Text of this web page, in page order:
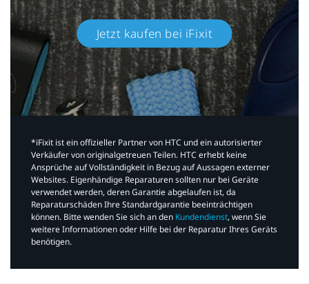
Jetzt kaufen bei iFixit​
*iFixit ist ein offizieller Partner von HTC und ein autorisierter
Verkäufer von originalgetreuen Teilen. HTC erhebt keine
Ansprüche auf Vollständigkeit in Bezug auf Aussagen externer
Websites. Eigenhändige Reparaturen sollten nur bei Geräte
verwendet werden, deren Garantie abgelaufen ist, da
Reparaturschäden Ihre Standardgarantie beeinträchtigen
können. Bitte wenden Sie sich an den Kundendienst, wenn Sie
weitere Informationen oder Hilfe bei der Reparatur Ihres Geräts
benötigen.​